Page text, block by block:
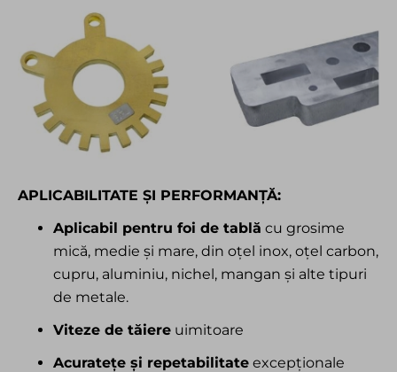
APLICABILITATE ȘI PERFORMANȚĂ:
Aplicabil pentru foi de tablă cu grosime
mică, medie și mare, din oțel inox, oțel carbon,
cupru, aluminiu, nichel, mangan și alte tipuri
de metale.
Viteze de tăiere uimitoare
Acuratețe și repetabilitate excepționale